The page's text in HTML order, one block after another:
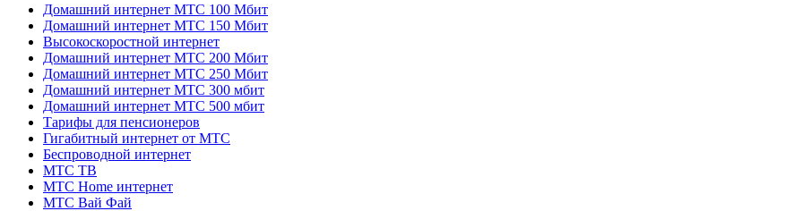
Домашний интернет МТС 100 Мбит
Домашний интернет МТС 150 Мбит
Высокоскоростной интернет
Домашний интернет МТС 200 Мбит
Домашний интернет МТС 250 Мбит
Домашний интернет МТС 300 мбит
Домашний интернет МТС 500 мбит
Тарифы для пенсионеров
Гигабитный интернет от МТС
Беспроводной интернет
МТС ТВ
МТС Home интернет
МТС Вай Фай